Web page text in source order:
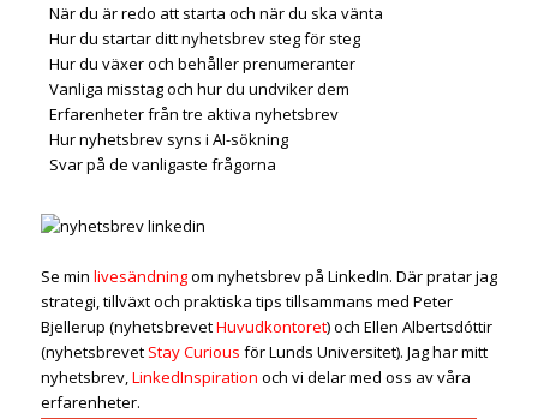
När du är redo att starta och när du ska vänta
Hur du startar ditt nyhetsbrev steg för steg
Hur du växer och behåller prenumeranter
Vanliga misstag och hur du undviker dem
Erfarenheter från tre aktiva nyhetsbrev
Hur nyhetsbrev syns i AI-sökning
Svar på de vanligaste frågorna
Se min livesändningom nyhetsbrev på LinkedIn. Där pratar jag
strategi, tillväxt och praktiska tips tillsammans med Peter
Bjellerup (nyhetsbrevetHuvudkontoret) och Ellen Albertsdóttir
(nyhetsbrevet Stay Curious för Lunds Universitet). Jag har mitt
nyhetsbrev,LinkedInspiration och vi delar med oss av våra
erfarenheter.